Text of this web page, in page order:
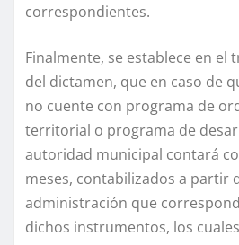
correspondientes.
Finalmente, se establece en
del dictamen, que en caso de
no cuente con programa de
territorial o programa de
autoridad municipal contará
meses, contabilizados a partir
administración que
dichos instrumentos, los